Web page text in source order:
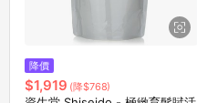
降價
$1,919 (降$768)